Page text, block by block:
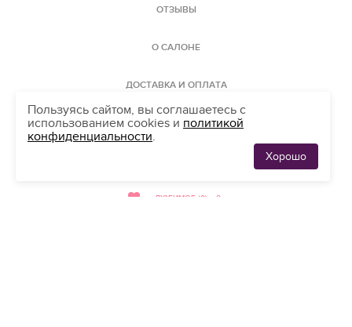
ОТЗЫВЫ
О САЛОНЕ
ДОСТАВКА И ОПЛАТА
КАРТА САЙТА
ЛЮБИМОЕ (0) 0
Пользуясь сайтом, вы соглашаетесь с
использованием cookies и политикой
конфиденциальности.
Хорошо